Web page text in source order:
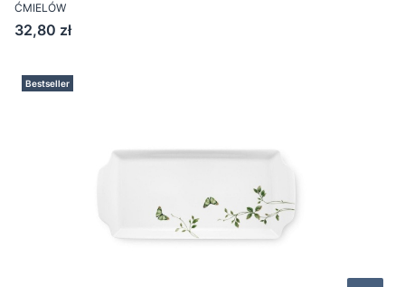
ĆMIELÓW
Cena
32,80 zł
Bestseller